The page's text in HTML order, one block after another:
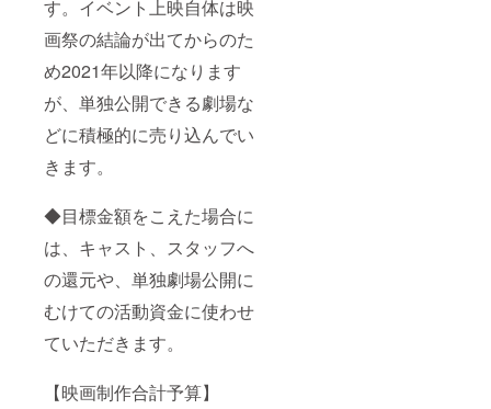
す。イベント上映自体は映
画祭の結論が出てからのた
め2021年以降になります
が、単独公開できる劇場な
どに積極的に売り込んでい
きます。
◆目標金額をこえた場合に
は、キャスト、スタッフへ
の還元や、単独劇場公開に
むけての活動資金に使わせ
ていただきます。
【映画制作合計予算】